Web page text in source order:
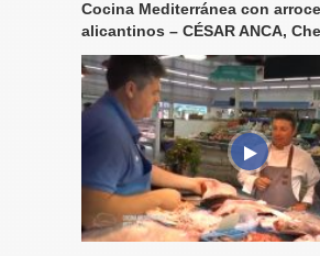
Cocina Mediterránea con
alicantinos – CÉSAR ANCA,